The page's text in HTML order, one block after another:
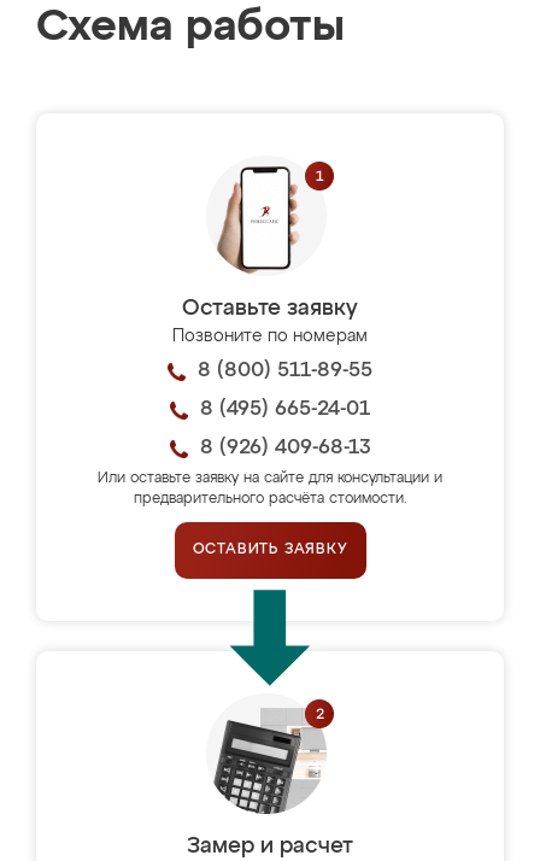
Схема работы
Оставьте заявку
Позвоните по номерам
8 (800) 511-89-55
8 (495) 665-24-01
8 (926) 409-68-13
Или оставьте заявку на сайте для консультации и
предварительного расчёта стоимости.
ОСТАВИТЬ ЗАЯВКУ
Замер и расчет